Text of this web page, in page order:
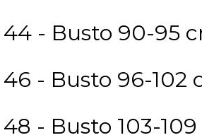
- Busto 90-95
- Busto 96-102
- Busto 103-